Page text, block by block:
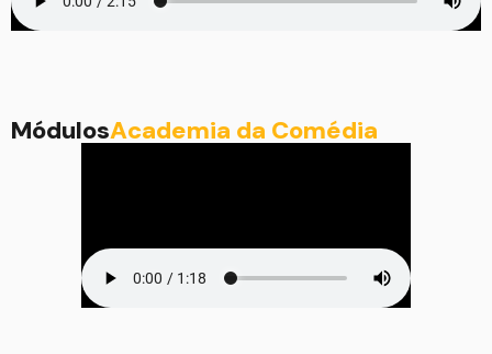
MódulosAcademia da Comédia